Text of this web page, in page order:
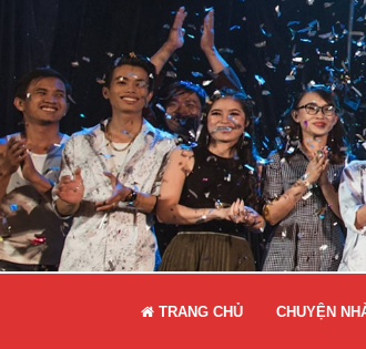
TRANG CHỦ CHUYỆN